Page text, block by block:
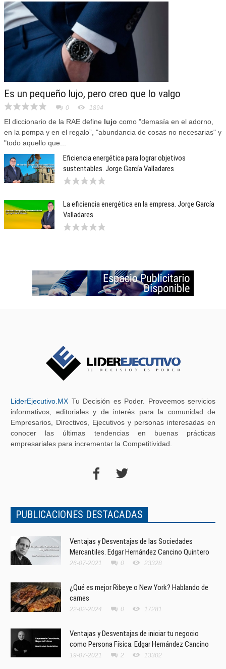
Es un pequeño lujo, pero creo que lo valgo
0 1894
El diccionario de la RAE define lujo como "demasía en el adorno,
en la pompa y en el regalo”, "abundancia de cosas no necesarias" y
"todo aquello que...
Eficiencia energética para lograr objetivos
sustentables. Jorge García Valladares
La eficiencia energética en la empresa. Jorge García
Valladares
LiderEjecutivo.MX Tu Decisión es Poder. Proveemos servicios
informativos, editoriales y de interés para la comunidad de
Empresarios, Directivos, Ejecutivos y personas interesadas en
conocer las últimas tendencias en buenas prácticas
empresariales para incrementar la Competitividad.
PUBLICACIONES DESTACADAS
Ventajas y Desventajas de las Sociedades
Mercantiles. Edgar Hernández Cancino Quintero
26-07-2021 0 23328
¿Qué es mejor Ribeye o New York? Hablando de
carnes
22-02-2024 0 17281
Ventajas y Desventajas de iniciar tu negocio
como Persona Física. Edgar Hernández Cancino
19-07-2021 2 13302